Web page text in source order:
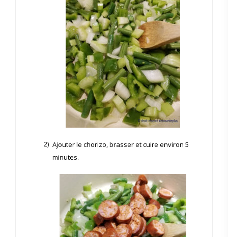
2) Ajouter le chorizo, brasser et cuire environ 5
minutes.